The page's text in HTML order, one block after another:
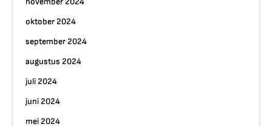
oktober 2024
september 2024
augustus 2024
juli 2024
juni 2024
mei 2024